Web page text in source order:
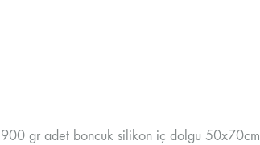
900 gr adet boncuk silikon iç dolgu 50x70cm